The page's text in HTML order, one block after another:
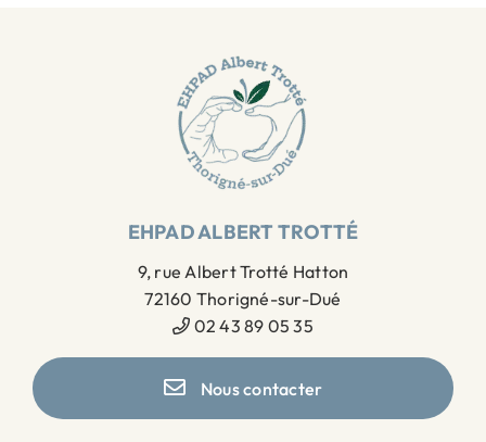
EHPAD ALBERT TROTTÉ
9, rue Albert Trotté Hatton
72160 Thorigné-sur-Dué
02 43 89 05 35
Nous contacter